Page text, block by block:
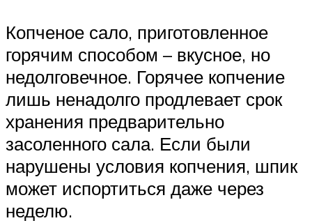
Копченое сало, приготовленное
горячим способом – вкусное, но
недолговечное. Горячее копчение
лишь ненадолго продлевает срок
хранения предварительно
засоленного сала. Если были
нарушены условия копчения, шпик
может испортиться даже через
неделю.